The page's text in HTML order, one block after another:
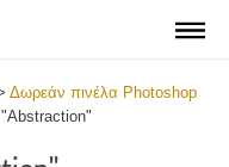
Δωρεάν πινέλα Photoshop